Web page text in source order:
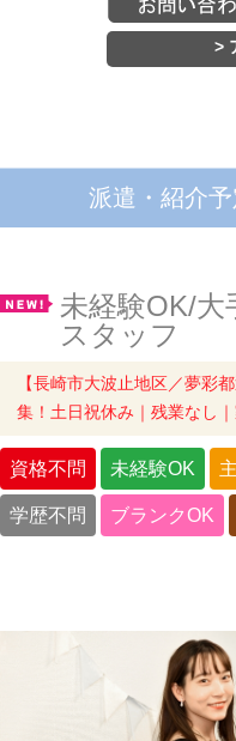
>
派遣・紹介
未経験OK/大
スタッフ
【長崎市大波止地区／夢彩
集！土日祝休み｜残業なし
資格不問 未経験OK
学歴不問 ブランクOK